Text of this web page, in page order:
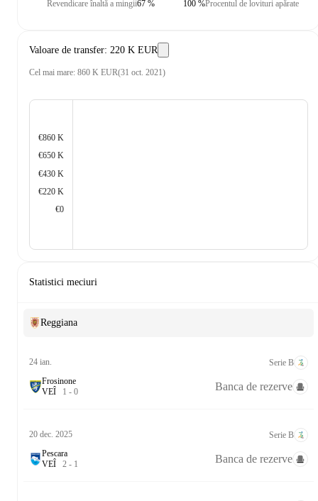
Revendicare înaltă a mingii67 % Procentul de lovituri apărate
100 %
Valoare de transfer: 220 K EUR
Cel mai mare: 860 K EUR(31 oct. 2021)
€860 K
€650 K
€430 K
€220 K
€0
Statistici meciuri
Reggiana
24 ian.
Serie B
Frosinone
VEÎ 1 - 0 Banca de rezerve
20 dec. 2025
Serie B
Pescara
VEÎ 2 - 1 Banca de rezerve